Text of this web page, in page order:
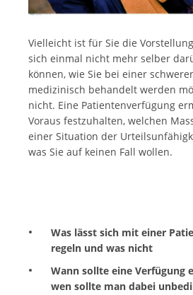
Vielleicht ist für Sie die
sich einmal nicht mehr selber
können, wie Sie bei einer
medizinisch behandelt werden
nicht. Eine Patientenverfügung
Voraus festzuhalten, welchen
einer Situation der
was Sie auf keinen Fall wollen.
Was lässt sich mit einer
regeln und was nicht
Wann sollte eine Verfügung
wen sollte man dabei